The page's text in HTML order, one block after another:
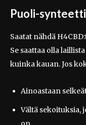
Puoli-
Saatat nähdä
Se saattaa olla
kuinka kauan. Jos
Ainoastaan
Vältä sekoituksia,